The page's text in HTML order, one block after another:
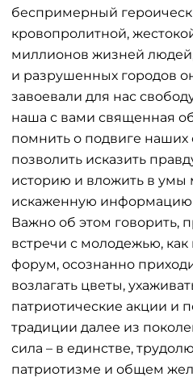
беспримерный
кровопролитной,
миллионов жизней
и разрушенных городов
завоевали для нас
наша с вами священная
помнить о подвиге наших
позволить исказить
историю и вложить в умы
искаженную информацию
Важно об этом говорить,
встречи с молодежью,
форум, осознанно
возлагать цветы,
патриотические акции и
традиции далее из
сила – в единстве,
патриотизме и общем